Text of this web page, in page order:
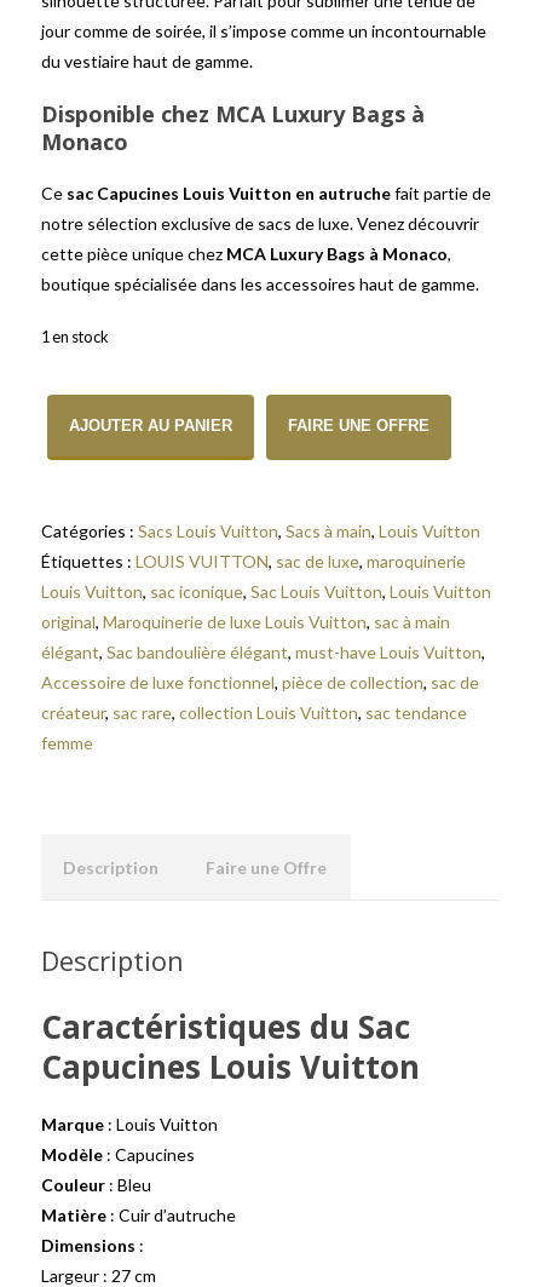
jour comme de soirée, il s’impose comme un incontournable
du vestiaire haut de gamme.
Disponible chez MCA Luxury Bags à
Monaco
Ce sac Capucines Louis Vuitton en autruchefait partie de
notre sélection exclusive de sacs de luxe. Venez découvrir
cette pièce unique chez MCA Luxury Bags à Monaco,
boutique spécialisée dans les accessoires haut de gamme.
1 en stock
AJOUTER AU PANIER FAIRE UNE OFFRE
Catégories : Sacs Louis Vuitton, Sacs à main, Louis Vuitton
Étiquettes : LOUIS VUITTON, sac de luxe, maroquinerie
Louis Vuitton, sac iconique, Sac Louis Vuitton, Louis Vuitton
original, Maroquinerie de luxe Louis Vuitton, sac à main
élégant, Sac bandoulière élégant, must-have Louis Vuitton,
Accessoire de luxe fonctionnel, pièce de collection, sac de
créateur, sac rare, collection Louis Vuitton, sac tendance
femme
Description Faire une Offre
Description
Caractéristiques du Sac
Capucines Louis Vuitton
Marque : Louis Vuitton
Modèle : Capucines
Couleur : Bleu
Matière : Cuir d’autruche
Dimensions :
Largeur : 27 cm